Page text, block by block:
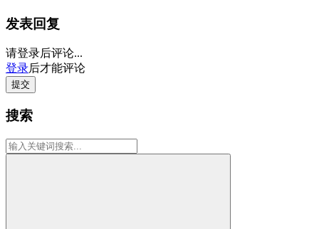
发表回复
请登录后评论...
登录后才能评论
提交
搜索